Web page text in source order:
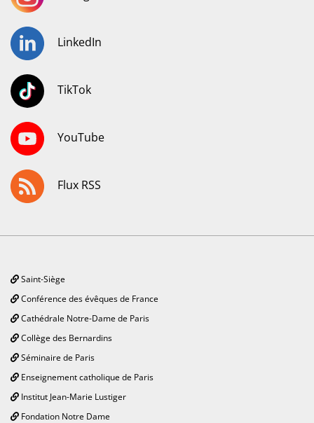
LinkedIn
TikTok
YouTube
Flux RSS
Saint-Siège
Conférence des évêques de France
Cathédrale Notre-Dame de Paris
Collège des Bernardins
Séminaire de Paris
Enseignement catholique de Paris
Institut Jean-Marie Lustiger
Fondation Notre Dame